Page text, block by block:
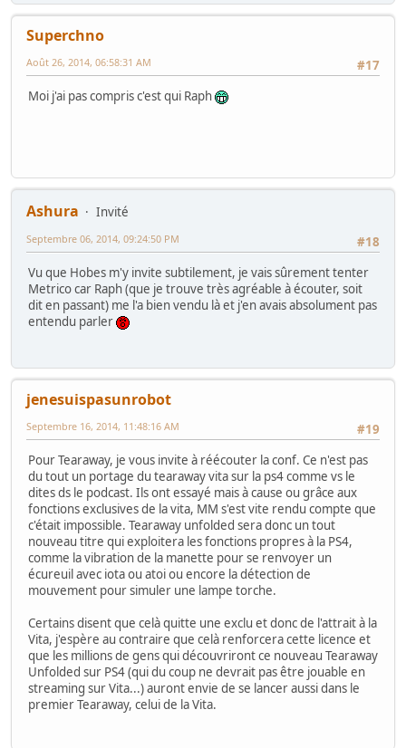
Superchno
#17
Août 26, 2014, 06:58:31 AM
Moi j'ai pas compris c'est qui Raph
Ashura
Invité
#18
Septembre 06, 2014, 09:24:50 PM
Vu que Hobes m'y invite subtilement, je vais sûrement tenter
Metrico car Raph (que je trouve très agréable à écouter, soit
dit en passant) me l'a bien vendu là et j'en avais absolument pas
entendu parler
jenesuispasunrobot
#19
Septembre 16, 2014, 11:48:16 AM
Pour Tearaway, je vous invite à réécouter la conf. Ce n'est pas
du tout un portage du tearaway vita sur la ps4 comme vs le
dites ds le podcast. Ils ont essayé mais à cause ou grâce aux
fonctions exclusives de la vita, MM s'est vite rendu compte que
c'était impossible. Tearaway unfolded sera donc un tout
nouveau titre qui exploitera les fonctions propres à la PS4,
comme la vibration de la manette pour se renvoyer un
écureuil avec iota ou atoi ou encore la détection de
mouvement pour simuler une lampe torche.
Certains disent que celà quitte une exclu et donc de l'attrait à la
Vita, j'espère au contraire que celà renforcera cette licence et
que les millions de gens qui découvriront ce nouveau Tearaway
Unfolded sur PS4 (qui du coup ne devrait pas être jouable en
streaming sur Vita...) auront envie de se lancer aussi dans le
premier Tearaway, celui de la Vita.